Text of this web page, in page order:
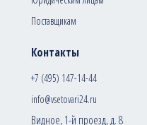
Контакты
+7 (495) 147-14-44
info@vsetovari24.ru
Видное, 1-й проезд, д. 8
Поставщикам